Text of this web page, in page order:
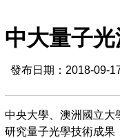
中大量子
發布日期：2018-09-
中央大學、澳洲國立大
研究量子光學技術成